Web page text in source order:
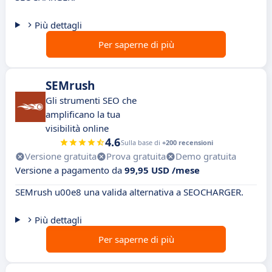
Più dettagli
Per saperne di più
SEMrush
Gli strumenti SEO che
amplificano la tua
visibilità online
4.6Sulla base di +200 recensioni
Versione gratuita Prova gratuita
Demo gratuita
Versione a pagamento da 99,95 USD /mese
SEMrush u00e8 una valida alternativa a SEOCHARGER.
Più dettagli
Per saperne di più